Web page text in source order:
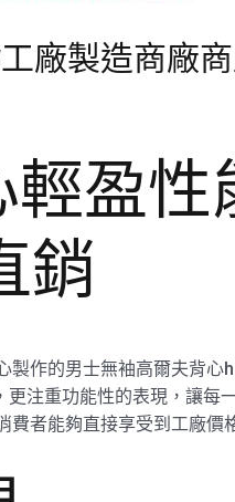
廠製造商廠
輕盈
銷
作的男士無袖高爾夫背
注重功能性的表現，讓每
者能夠直接享受到工廠